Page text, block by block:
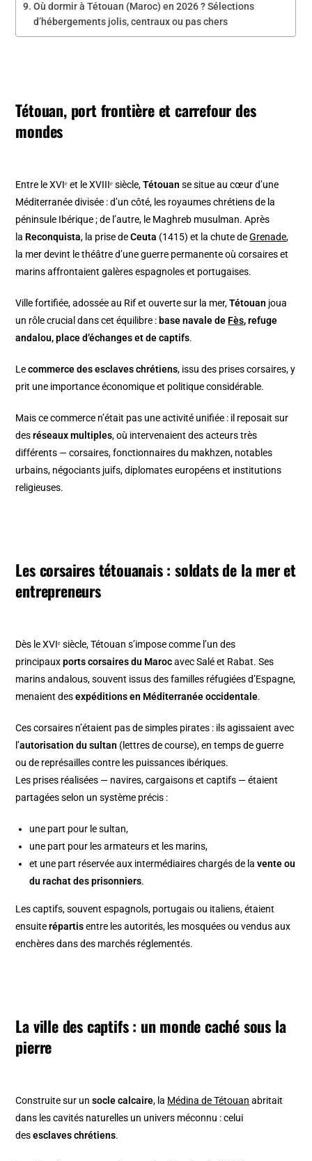
Où dormir à Tétouan (Maroc) en 2026 ? Sélections
d’hébergements jolis, centraux ou pas chers
Tétouan, port frontière et carrefour des
mondes
Entre le XVIᵉ et le XVIIIᵉ siècle,Tétouan se situe au cœur d’une
Méditerranée divisée : d’un côté, les royaumes chrétiens de la
péninsule Ibérique ; de l’autre, le Maghreb musulman. Après
la Reconquista, la prise deCeuta (1415) et la chute deGrenade,
la mer devint le théâtre d’une guerre permanente où corsaires et
marins affrontaient galères espagnoles et portugaises.
Ville fortifiée, adossée au Rif et ouverte sur la mer,Tétouan joua
un rôle crucial dans cet équilibre : base navale de Fès, refuge
andalou, place d’échanges et de captifs.
Lecommerce des esclaves chrétiens, issu des prises corsaires, y
prit une importance économique et politique considérable.
Mais ce commerce n’était pas une activité unifiée : il reposait sur
desréseaux multiples, où intervenaient des acteurs très
différents — corsaires, fonctionnaires du makhzen, notables
urbains, négociants juifs, diplomates européens et institutions
religieuses.
Les corsaires tétouanais : soldats de la mer et
entrepreneurs
Dès le XVIᵉ siècle, Tétouan s’impose comme l’un des
principauxports corsaires du Marocavec Salé et Rabat. Ses
marins andalous, souvent issus des familles réfugiées d’Espagne,
menaient desexpéditions en Méditerranée occidentale.
Ces corsaires n’étaient pas de simples pirates : ils agissaient avec
l’autorisation du sultan (lettres de course), en temps de guerre
ou de représailles contre les puissances ibériques.
Les prises réalisées — navires, cargaisons et captifs — étaient
partagées selon un système précis :
une part pour le sultan,
une part pour les armateurs et les marins,
et une part réservée aux intermédiaires chargés de lavente ou
du rachat des prisonniers.
Les captifs, souvent espagnols, portugais ou italiens, étaient
ensuiterépartisentre les autorités, les mosquées ou vendus aux
enchères dans des marchés réglementés.
La ville des captifs : un monde caché sous la
pierre
Construite sur unsocle calcaire, la Médina de Tétouan abritait
dans les cavités naturelles un univers méconnu : celui
desesclaves chrétiens.